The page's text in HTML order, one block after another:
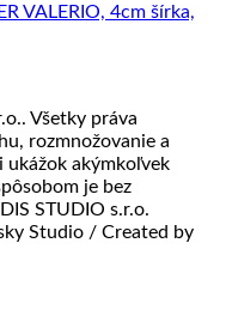
VALERIO, 4cm šírka,
Všetky práva
rozmnožovanie a
akýmkoľvek
je bez
STUDIO s.r.o.
Studio / Created by